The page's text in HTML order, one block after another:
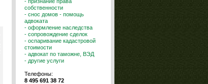
собственности
- снос домов - помощь
адвоката
- оформление наследства
- сопровождение сделок
- оспаривание кадастровой
стоимости
- адвокат по таможне, ВЭД
- другие услуги
Телефоны:
8 495 691 38 72